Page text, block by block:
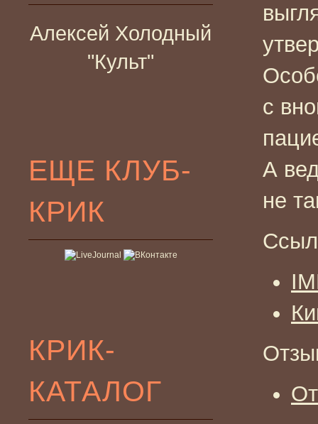
Алексей Холодный
"Культ"
ЕЩЕ КЛУБ-
КРИК
КРИК-
КАТАЛОГ
с
А
не